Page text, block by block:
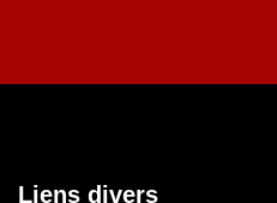
Liens divers